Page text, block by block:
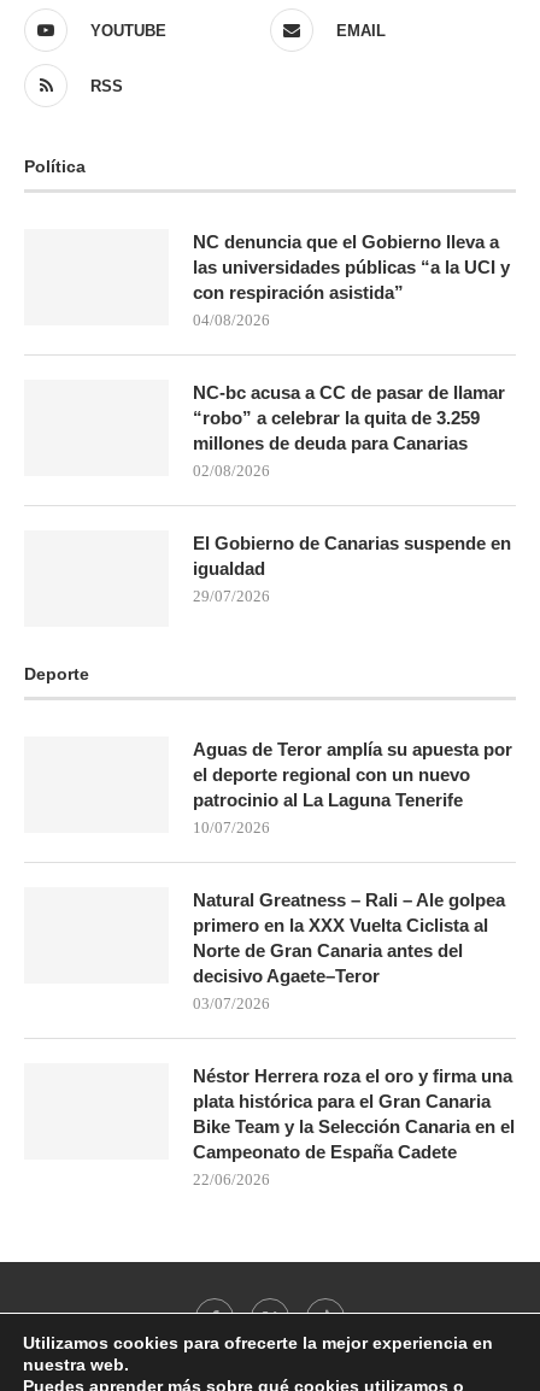
YOUTUBE EMAIL
RSS
Política
NC denuncia que el Gobierno lleva a
las universidades públicas “a la UCI y
con respiración asistida”
04/08/2026
NC-bc acusa a CC de pasar de llamar
“robo” a celebrar la quita de 3.259
millones de deuda para Canarias
02/08/2026
El Gobierno de Canarias suspende en
igualdad
29/07/2026
Deporte
Aguas de Teror amplía su apuesta por
el deporte regional con un nuevo
patrocinio al La Laguna Tenerife
10/07/2026
Natural Greatness – Rali – Ale golpea
primero en la XXX Vuelta Ciclista al
Norte de Gran Canaria antes del
decisivo Agaete–Teror
03/07/2026
Néstor Herrera roza el oro y firma una
plata histórica para el Gran Canaria
Bike Team y la Selección Canaria en el
Campeonato de España Cadete
22/06/2026
Utilizamos cookies para ofrecerte la mejor experiencia en
nuestra web.
Puedes aprender más sobre qué cookies utilizamos o